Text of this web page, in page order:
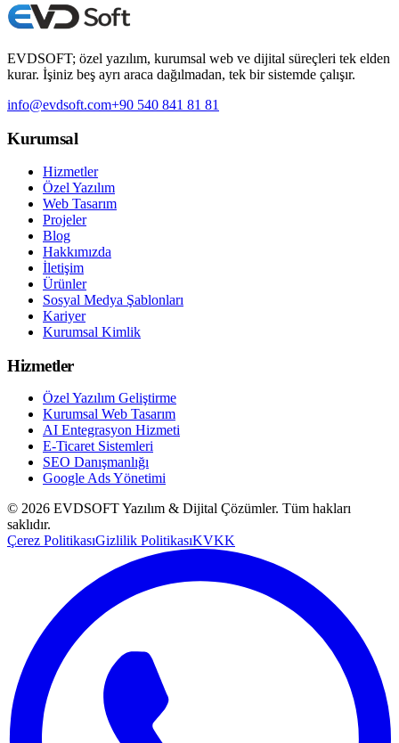
EVDSOFT; özel yazılım, kurumsal web ve dijital süreçleri tek elden
kurar. İşiniz beş ayrı araca dağılmadan, tek bir sistemde çalışır.
info@evdsoft.com+90 540 841 81 81
Kurumsal
Hizmetler
Özel Yazılım
Web Tasarım
Projeler
Blog
Hakkımızda
İletişim
Ürünler
Sosyal Medya Şablonları
Kariyer
Kurumsal Kimlik
Hizmetler
Özel Yazılım Geliştirme
Kurumsal Web Tasarım
AI Entegrasyon Hizmeti
E-Ticaret Sistemleri
SEO Danışmanlığı
Google Ads Yönetimi
© 2026 EVDSOFT Yazılım & Dijital Çözümler. Tüm hakları
saklıdır.
Çerez PolitikasıGizlilik PolitikasıKVKK